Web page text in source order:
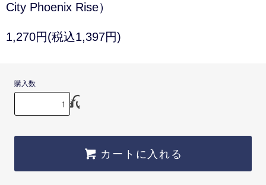
City Phoenix Rise）
1,270円(税込1,397円)
購入数
カートに入れる